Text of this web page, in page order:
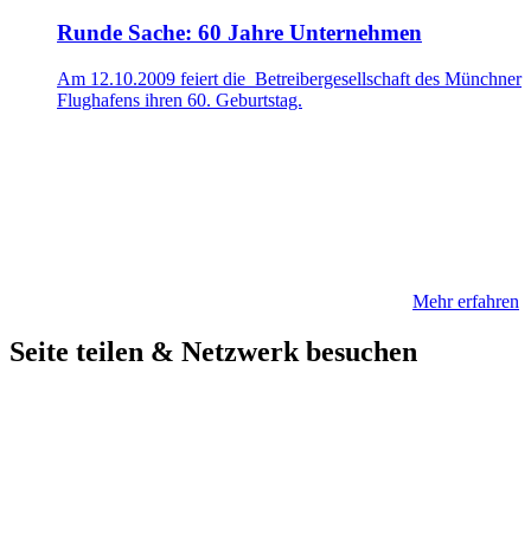
Runde Sache: 60 Jahre Unternehmen
Am 12.10.2009 feiert die Betreibergesellschaft des Münchner
Flughafens ihren 60. Geburtstag.
Mehr erfahren
Seite teilen & Netzwerk besuchen